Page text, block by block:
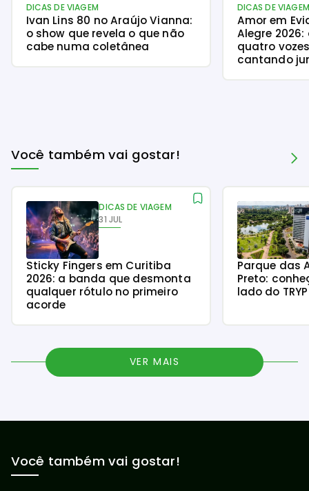
DICAS DE VIAGEM
Ivan Lins 80 no Araújo Vianna:
o show que revela o que não
cabe numa coletânea
DICAS DE VIAGEM
Amor em
Alegre
quatro
cantando
Você também vai gostar!
DICAS DE VIAGEM
31 JUL
Sticky Fingers em Curitiba
2026: a banda que desmonta
qualquer rótulo no primeiro
acorde
Parque das
Preto:
lado do
VER MAIS
Você também vai gostar!